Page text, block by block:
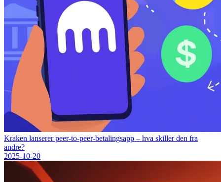
Kraken lanserer peer-to-peer-betalingsapp – hva skiller den fra
andre?
2025-10-20